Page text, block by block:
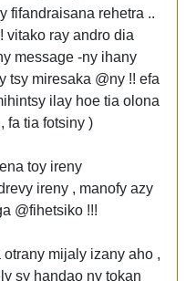
fifandraisana rehetra ..
vitako ray andro dia
message -ny ihany
tsy miresaka @ny !! efa
ilay hoe tia olona
fa tia fotsiny )
toy ireny
ireny , manofy azy
@fihetsiko !!!
otrany mijaly izany aho ,
sy handao ny tokan